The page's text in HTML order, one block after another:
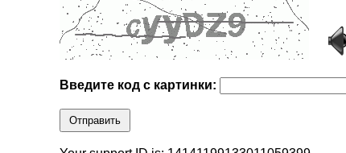
Введите код с картинки:
Отправить